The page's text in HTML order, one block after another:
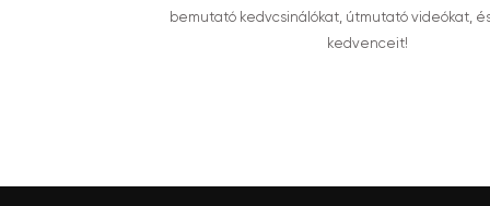
bemutató kedvcsinálókat, útmutató videókat,
kedvenceit!